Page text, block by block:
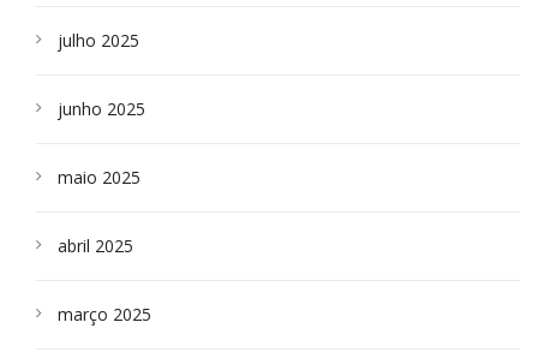
julho 2025
junho 2025
maio 2025
abril 2025
março 2025